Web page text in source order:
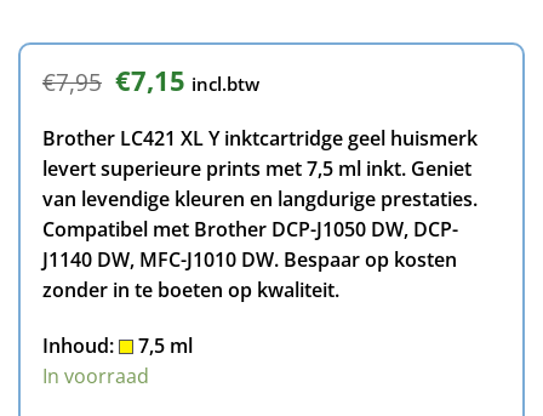
€7,95 Oorspronkelijke
prijs
was:
€7,95.
€7,15Huidige
prijs
is:
€7,15.
incl.btw
Brother LC421 XL Y inktcartridge geel huismerk
levert superieure prints met 7,5 ml inkt. Geniet
van levendige kleuren en langdurige prestaties.
Compatibel met Brother DCP-J1050 DW, DCP-
J1140 DW, MFC-J1010 DW. Bespaar op kosten
zonder in te boeten op kwaliteit.
Inhoud:
7,5 ml
In voorraad